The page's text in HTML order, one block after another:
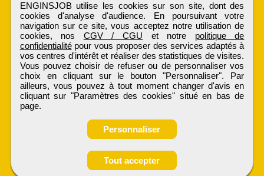
Obtenir ses
coordonnées
ENGINSJOB utilise les cookies sur son site, dont des
cookies d'analyse d'audience. En poursuivant votre
navigation sur ce site, vous acceptez notre utilisation de
cookies, nos CGV / CGU et notre politique de
confidentialitépour vous proposer des services adaptés à
vos centres d'intérêt et réaliser des statistiques de visites.
Vous pouvez choisir de refuser ou de personnaliser vos
choix en cliquant sur le bouton "Personnaliser". Par
ailleurs, vous pouvez à tout moment changer d'avis en
cliquant sur "Paramètres des cookies" situé en bas de
page.
Personnaliser
Tout accepter
ENGINSJOB